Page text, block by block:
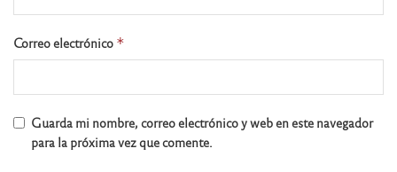
Correo electrónico *
Guarda mi nombre, correo electrónico y web en este navegador
para la próxima vez que comente.